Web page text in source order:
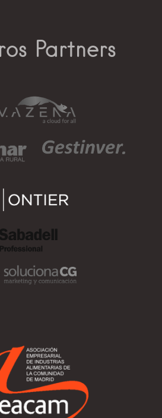
Partners